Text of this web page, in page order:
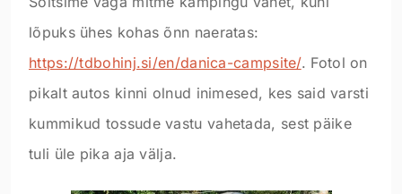
lõpuks ühes kohas õnn naeratas:
https://tdbohinj.si/en/danica-campsite/. Fotol on
pikalt autos kinni olnud inimesed, kes said varsti
kummikud tossude vastu vahetada, sest päike
tuli üle pika aja välja.